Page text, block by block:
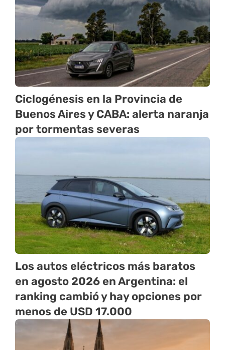
Ciclogénesis en la Provincia de
Buenos Aires y CABA: alerta naranja
por tormentas severas
Los autos eléctricos más baratos
en agosto 2026 en Argentina: el
ranking cambió y hay opciones por
menos de USD 17.000